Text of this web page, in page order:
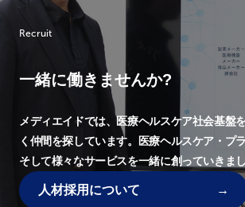
Recruit
一緒に働きませんか?
メディエイドでは、医療ヘルスケア社会基盤
く仲間を探しています。
医療ヘルスケア・プ
そして様々なサービスを一緒に創っていきま
人材採用について